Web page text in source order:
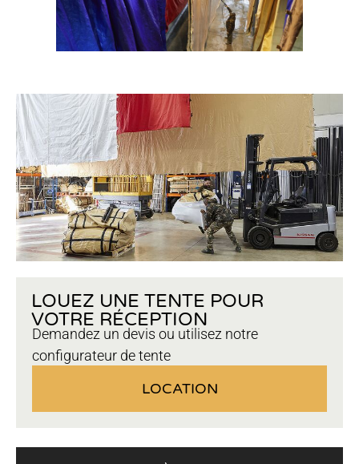
LOUEZ UNE TENTE POUR
VOTRE RÉCEPTION
Demandez un devis ou utilisez notre
configurateur de tente
LOCATION